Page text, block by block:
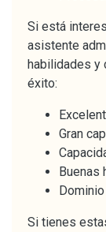
Si está
asistente
habilidades y
éxito:
Gran
Buenas
Si tienes